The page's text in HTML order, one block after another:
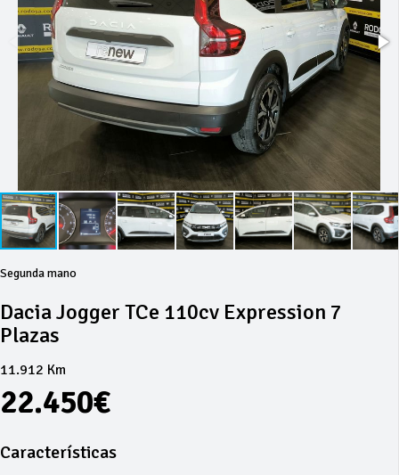
Segunda mano
Dacia Jogger TCe 110cv Expression 7
Plazas
11.912 Km
22.450€
Características